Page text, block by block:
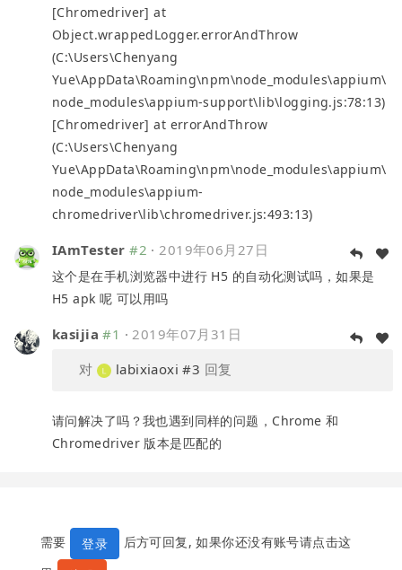
[Chromedriver] at
Object.wrappedLogger.errorAndThrow
(C:\Users\Chenyang
Yue\AppData\Roaming\npm\node_modules\appium\
node_modules\appium-support\lib\logging.js:78:13)
[Chromedriver] at errorAndThrow
(C:\Users\Chenyang
Yue\AppData\Roaming\npm\node_modules\appium\
node_modules\appium-
chromedriver\lib\chromedriver.js:493:13)
IAmTester #2 ·2019年06月27日
这个是在手机浏览器中进行 H5 的自动化测试吗，如果是
H5 apk 呢 可以用吗
kasijia #1 ·2019年07月31日
对
labixiaoxi #3 回复
请问解决了吗？我也遇到同样的问题，Chrome 和
Chromedriver 版本是匹配的
需要 登录
后方可回复, 如果你还没有账号请点击这